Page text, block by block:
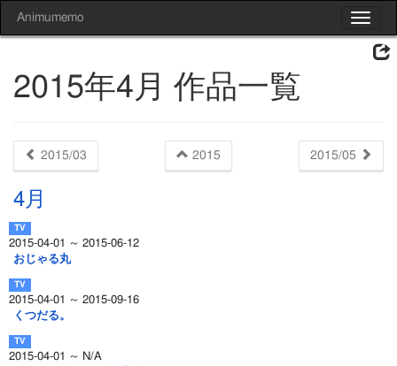
Toggle
Animumemo
2015年4月 作品一覧
2015/03 2015 2015/05
4月
2015-04-01 ～ 2015-06-12
おじゃる丸
2015-04-01 ～ 2015-09-16
くつだる。
2015-04-01 ～ N/A